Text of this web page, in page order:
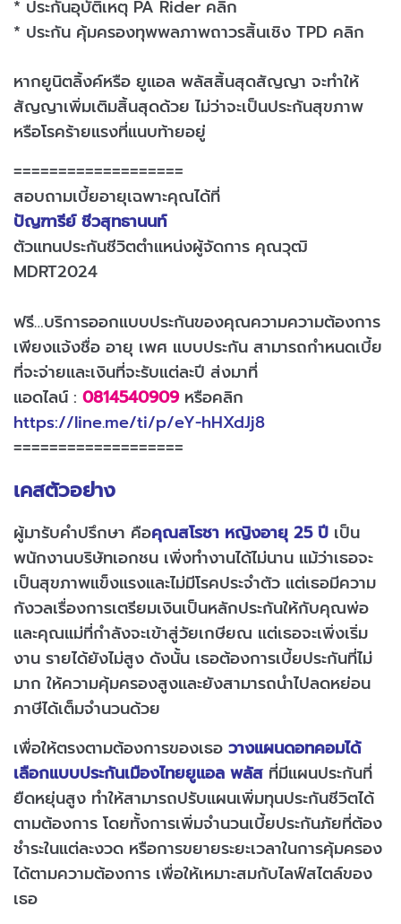
* ประกันอุบัติเหตุ PA Rider คลิก
* ประกัน คุ้มครองทุพพลภาพถาวรสิ้นเชิง TPD คลิก
หากยูนิตลิ้งค์หรือ ยูแอล พลัสสิ้นสุดสัญญา จะทำให้
สัญญาเพิ่มเติมสิ้นสุดด้วย ไม่ว่าจะเป็นประกันสุขภาพ
หรือโรคร้ายแรงที่แนบท้ายอยู่
===================
สอบถามเบี้ยอายุเฉพาะคุณได้ที่
ปัญฑารีย์ ชีวสุทธานนท์
ตัวแทนประกันชีวิตตำแหน่งผู้จัดการ คุณวุฒิ
MDRT2024
ฟรี…บริการออกแบบประกันของคุณความความต้องการ
เพียงแจ้งชื่อ อายุ เพศ แบบประกัน สามารถกำหนดเบี้ย
ที่จะจ่ายและเงินที่จะรับแต่ละปี ส่งมาที่
แอดไลน์ : 0814540909หรือคลิก
https://line.me/ti/p/eY-hHXdJj8
===================
เคสตัวอย่าง
ผู้มารับคำปรึกษา คือคุณสโรชา หญิงอายุ 25 ปี เป็น
พนักงานบริษัทเอกชน เพิ่งทำงานได้ไม่นาน แม้ว่าเธอจะ
เป็นสุขภาพแข็งแรงและไม่มีโรคประจำตัว แต่เธอมีความ
กังวลเรื่องการเตรียมเงินเป็นหลักประกันให้กับคุณพ่อ
และคุณแม่ที่กำลังจะเข้าสู่วัยเกษียณ แต่เธอจะเพิ่งเริ่ม
งาน รายได้ยังไม่สูง ดังนั้น เธอต้องการเบี้ยประกันที่ไม่
มาก ให้ความคุ้มครองสูงและยังสามารถนำไปลดหย่อน
ภาษีได้เต็มจำนวนด้วย
เพื่อให้ตรงตามต้องการของเธอ วางแผนดอทคอมได้
เลือกแบบประกันเมืองไทยยูแอล พลัส ที่มีแผนประกันที่
ยืดหยุ่นสูง ทำให้สามารถปรับแผนเพิ่มทุนประกันชีวิตได้
ตามต้องการ โดยทั้งการเพิ่มจำนวนเบี้ยประกันภัยที่ต้อง
ชำระในแต่ละงวด หรือการขยายระยะเวลาในการคุ้มครอง
ได้ตามความต้องการ เพื่อให้เหมาะสมกับไลฟ์สไตล์ของ
เธอ